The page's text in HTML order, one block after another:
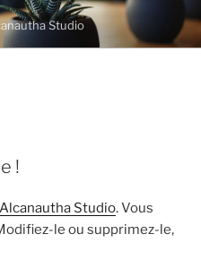
Studio
!
Studio. Vous
le ou supprimez-le,